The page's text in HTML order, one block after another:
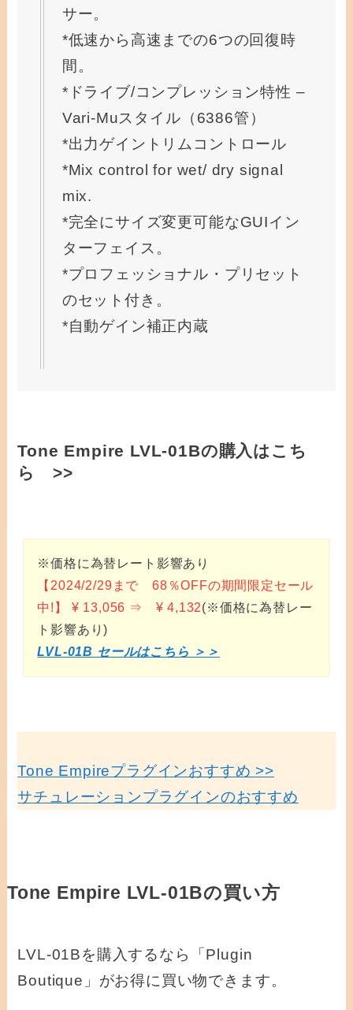
サー。
*低速から高速までの6つの回復時
間。
*ドライブ/コンプレッション特性 –
Vari-Muスタイル（6386管）
*出力ゲイントリムコントロール
*Mix control for wet/ dry signal
mix.
*完全にサイズ変更可能なGUIイン
ターフェイス。
*プロフェッショナル・プリセット
のセット付き。
*自動ゲイン補正内蔵
Tone Empire LVL-01Bの購入はこち
ら >>
※価格に為替レート影響あり
【2024/2/29まで 68％OFFの期間限定セール
中!】 ¥ 13,056 ⇒ ¥ 4,132(※価格に為替レー
ト影響あり)
LVL-01B セールはこちら ＞＞
Tone Empireプラグインおすすめ >>
サチュレーションプラグインのおすすめ
Tone Empire LVL-01Bの買い方
LVL-01Bを購入するなら「Plugin
Boutique」がお得に買い物できます。